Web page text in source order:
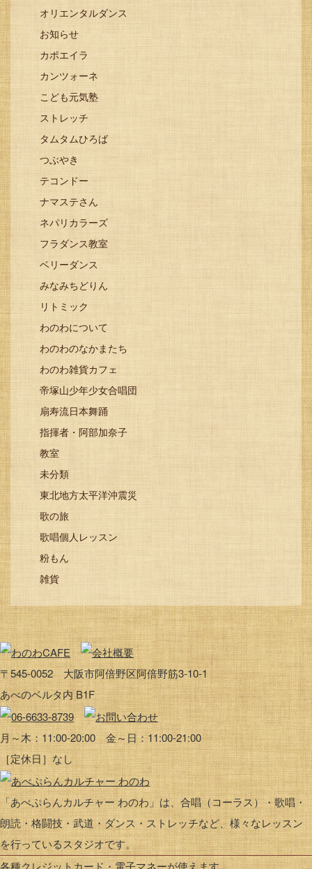
オリエンタルダンス
お知らせ
カポエイラ
カンツォーネ
こども元気塾
ストレッチ
タムタムひろば
つぶやき
テコンドー
ナマステさん
ネパリカラーズ
フラダンス教室
ベリーダンス
みなみちどりん
リトミック
わのわについて
わのわのなかまたち
わのわ雑貨カフェ
帝塚山少年少女合唱団
扇寿流日本舞踊
指揮者・阿部加奈子
教室
未分類
東北地方太平洋沖震災
歌の旅
歌唱個人レッスン
粉もん
雑貨
〒545-0052 大阪市阿倍野区阿倍野筋3-10-1
あべのベルタ内 B1F
月～木：11:00-20:00 金～日：11:00-21:00
［定休日］なし
「あべぷらんカルチャー わのわ」は、合唱（コーラス）・歌唱・
朗読・格闘技・武道・ダンス・ストレッチなど、様々なレッスン
を行っているスタジオです。
各種クレジットカード・電子マネーが使えます